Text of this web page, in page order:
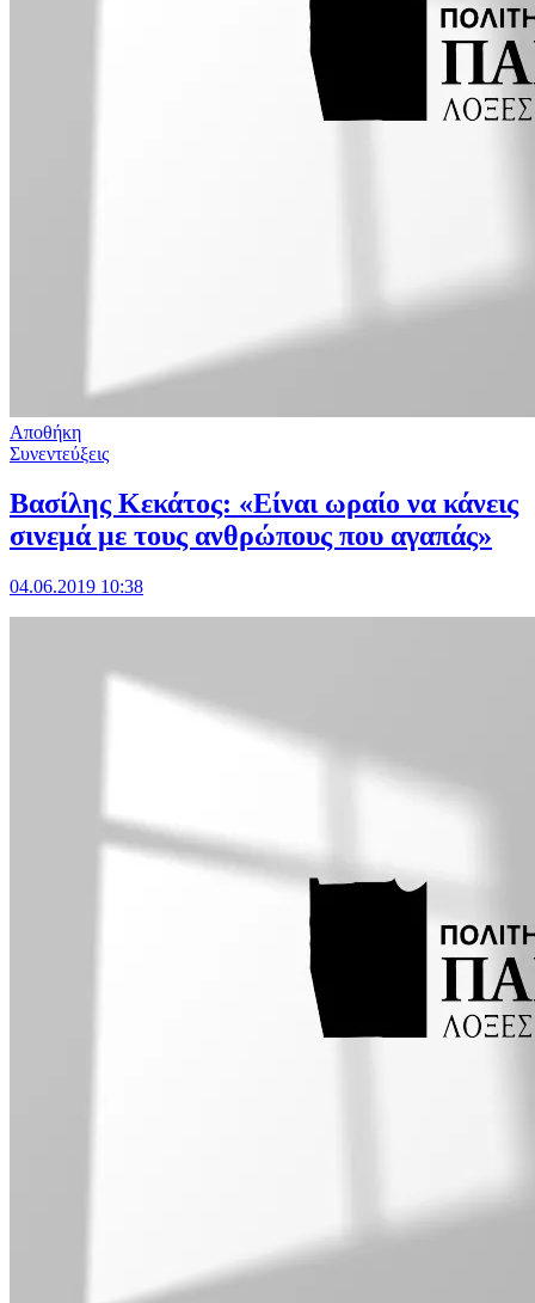
Αποθήκη
Συνεντεύξεις
Βασίλης Κεκάτος: «Είναι ωραίο να κάνεις
σινεμά με τους ανθρώπους που αγαπάς»
04.06.2019 10:38